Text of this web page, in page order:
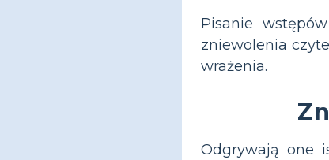
Pisanie
zniewolenia
wrażenia.
Odgrywają one